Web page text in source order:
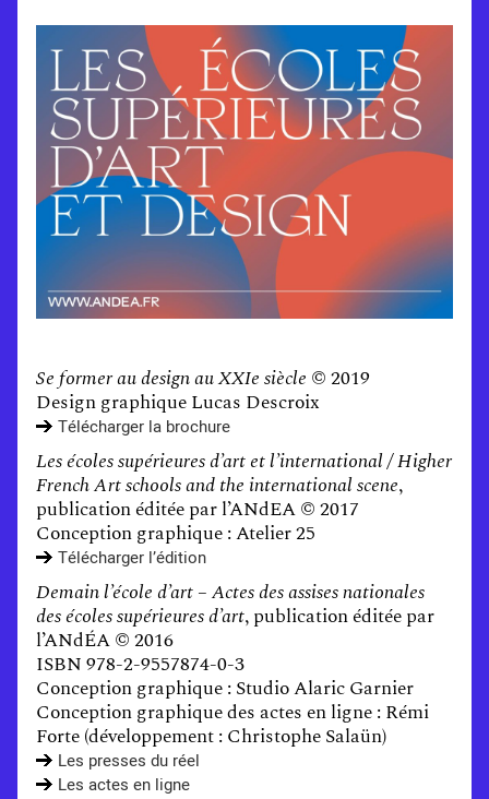
Se former au design au XXIe siècle © 2019
Design graphique Lucas Descroix
Télécharger la brochure
Les écoles supérieures d’art et l’international / Higher
French Art schools and the international scene,
publication éditée par l’ANdEA © 2017
Conception graphique : Atelier 25
Télécharger l’édition
Demain l’école d’art – Actes des assises nationales
des écoles supérieures d’art, publication éditée par
l’ANdÉA © 2016
ISBN 978-2-9557874-0-3
Conception graphique : Studio Alaric Garnier
Conception graphique des actes en ligne : Rémi
Forte (développement : Christophe Salaün)
Les presses du réel
Les actes en ligne